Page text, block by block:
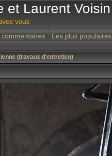
et Laurent Voisin
vous
commentaires Les plus populaires
(travaux d'entretien)